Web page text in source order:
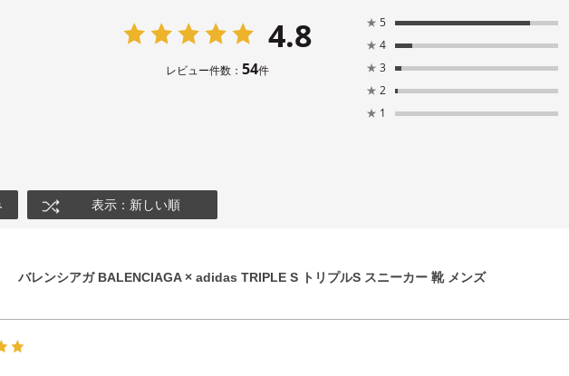
4.8
レビュー件数： 54件
★ 5
★ 4
★ 3
★ 2
★ 1
表示：新しい順
バレンシアガ BALENCIAGA × adidas TRIPLE S トリプルS スニーカー 靴 メンズ